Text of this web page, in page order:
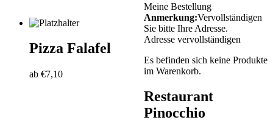
Pizza Falafel
ab €7,10
Meine Bestellung
Anmerkung:Vervollständigen
Sie bitte Ihre Adresse.
Adresse vervollständigen
Es befinden sich keine Produkte
im Warenkorb.
Restaurant
Pinocchio